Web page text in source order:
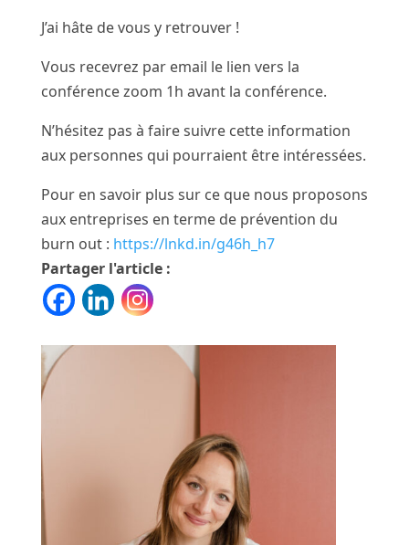
J’ai hâte de vous y retrouver !
Vous recevrez par email le lien vers la
conférence zoom 1h avant la conférence.
N’hésitez pas à faire suivre cette information
aux personnes qui pourraient être intéressées.
Pour en savoir plus sur ce que nous proposons
aux entreprises en terme de prévention du
burn out : https://lnkd.in/g46h_h7
Partager l'article :